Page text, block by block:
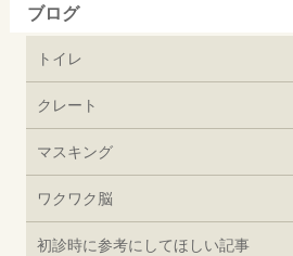
ブログ
トイレ
クレート
マスキング
ワクワク脳
初診時に参考にしてほしい記事